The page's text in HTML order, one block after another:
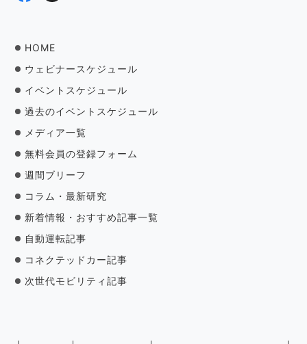
HOME
ウェビナースケジュール
イベントスケジュール
過去のイベントスケジュール
メディア一覧
無料会員の登録フォーム
週間ブリーフ
コラム・最新研究
新着情報・おすすめ記事一覧
自動運転記事
コネクテッドカー記事
次世代モビリティ記事